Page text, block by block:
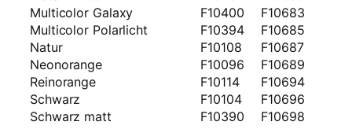
Multicolor Galaxy
F10400
F10683
Multicolor Polarlicht
F10394
F10685
Natur
F10108
F10687
Neonorange
F10096
F10689
Reinorange
F10114
F10694
Schwarz
F10104
F10696
Schwarz matt
F10390
F10698